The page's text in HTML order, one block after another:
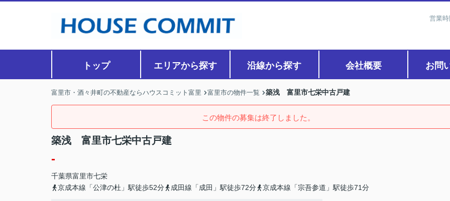
営業
トップ エリアから探す 沿線から探す 会社概要 お問
富里市・酒々井町の不動産ならハウスコミット富里 富里市の物件一覧 築浅 富里市七栄中古戸建
この物件の募集は終了しました。
築浅 富里市七栄中古戸建
-
千葉県富里市七栄
京成本線「公津の杜」駅徒歩52分
成田線「成田」駅徒歩72分 京成本線「宗吾参道」駅徒歩71分